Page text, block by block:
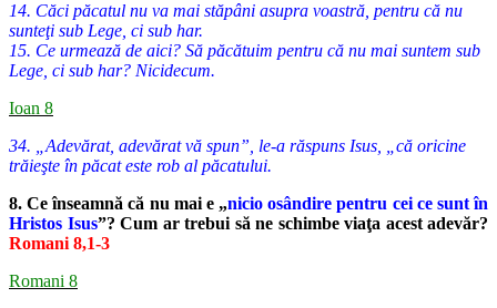
14. Căci păcatul nu va mai stăpâni asupra voastră, pentru că nu
sunteţi sub Lege, ci sub har.
15. Ce urmează de aici? Să păcătuim pentru că nu mai suntem sub
Lege, ci sub har? Nicidecum.
Ioan 8
34. „Adevărat, adevărat vă spun”, le-a răspuns Isus, „că oricine
trăieşte în păcat este rob al păcatului.
8. Ce înseamnă că nu mai e „nicio osândire pentru cei ce sunt în
Hristos Isus”? Cum ar trebui să ne schimbe viaţa acest adevăr?
Romani 8,1-3
Romani 8